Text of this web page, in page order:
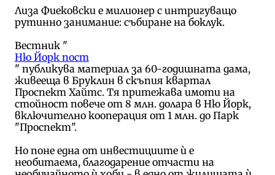
Лиза Фиековски е милионер с интригуващо
рутинно занимание: събиране на боклук.
Вестник "
Ню Йорк пост
" публикува материал за 60-годишната дама,
живееща в Бруклин в скъпия квартал
Проспект Хайтс. Тя притежава имоти на
стойност повече от 8 млн. долара в Ню Йорк,
включително кооперация от 1 млн. до Парк
"Проспект".
Но поне една от инвестициите ѝ е
необитаема, благодарение отчасти на